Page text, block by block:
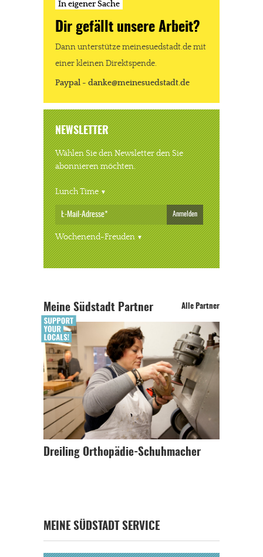
In eigener Sache
Dir gefällt unsere Arbeit?
Dann unterstütze meinesuedstadt.de mit
einer kleinen Direktspende.
Paypal - danke@meinesuedstadt.de
NEWSLETTER
Wählen Sie den Newsletter den Sie
abonnieren möchten.
Lunch Time
Anmelden
Wochenend-Freuden
Meine Südstadt Partner Alle Partner
Dreiling Orthopädie-Schuhmacher
MEINE SÜDSTADT SERVICE